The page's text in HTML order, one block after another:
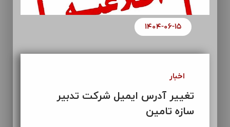
۱۴۰۴-۰۶-۱۵
اخبار
تغییر آدرس ایمیل شرکت تدبیر
سازه تامین